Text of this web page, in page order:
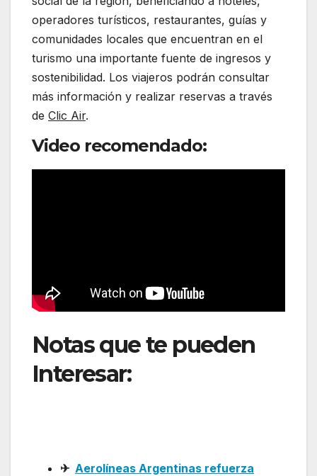
operadores turísticos, restaurantes, guías y
comunidades locales que encuentran en el
turismo una importante fuente de ingresos y
sostenibilidad. Los viajeros podrán consultar
más información y realizar reservas a través
de Clic Air.
Video recomendado:
Notas que te pueden
Interesar:
✈ Aerolíneas Argentinas refuerza